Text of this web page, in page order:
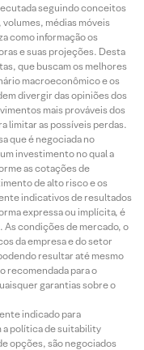
seguindo conceitos
médias móveis
como informação os
e suas projeções. Desta
que buscam os melhores
macroeconômico e os
divergir das opiniões dos
mais prováveis dos
limitar as possíveis perdas.
que é negociada no
investimento no qual a
as cotações de
de alto risco e os
indicativos de resultados
expressa ou implícita, é
As condições de mercado, o
da empresa e do setor
resultar até mesmo
recomendada para o
garantias sobre o
indicado para
a política de suitability
opções, são negociados